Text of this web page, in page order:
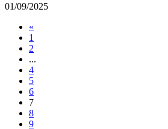
01/09/2025
«
1
2
...
4
5
6
7
8
9